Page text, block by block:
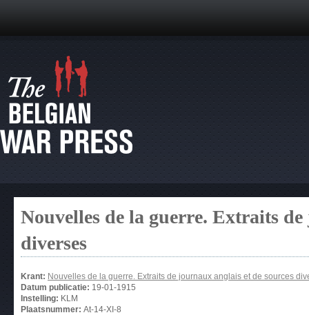
Nouvelles de la guerre. Extraits
diverses
Krant: Nouvelles de la guerre. Extraits de journaux anglais et de sources
Datum publicatie: 19-01-1915
Instelling: KLM
Plaatsnummer: At-14-XI-8